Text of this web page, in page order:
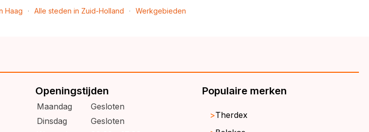
Haag · Alle steden in Zuid-Holland · Werkgebieden
Openingstijden
Maandag
Gesloten
Dinsdag
Gesloten
Populaire merken
Therdex